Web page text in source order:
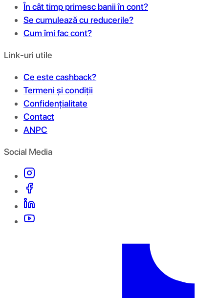
În cât timp primesc banii în cont?
Se cumulează cu reducerile?
Cum îmi fac cont?
Link-uri utile
Ce este cashback?
Termeni și condiții
Confidențialitate
Contact
ANPC
Social Media